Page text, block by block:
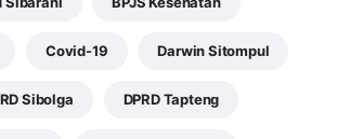
Covid-19 Darwin Sitompul
Sibolga DPRD Tapteng